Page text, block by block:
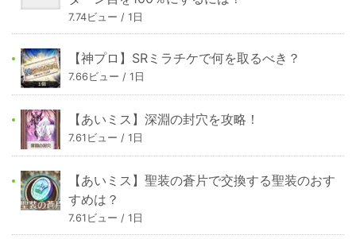
7.74ビュー / 1日
【神プロ】SRミラチケで何を取るべき？
7.66ビュー / 1日
【あいミス】深淵の封穴を攻略！
7.61ビュー / 1日
【あいミス】聖装の蒼片で交換する聖装のおす
すめは？
7.61ビュー / 1日